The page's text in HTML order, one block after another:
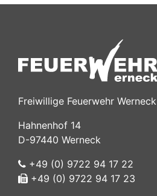
Freiwillige Feuerwehr Werneck
Hahnenhof 14
D-97440 Werneck
+49 (0) 9722 94 17 22
+49 (0) 9722 94 17 23